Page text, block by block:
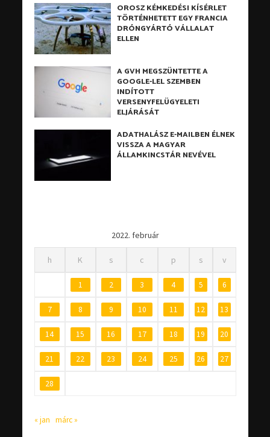
OROSZ KÉMKEDÉSI KÍSÉRLET
TÖRTÉNHETETT EGY FRANCIA
DRÓNGYÁRTÓ VÁLLALAT
ELLEN
A GVH MEGSZÜNTETTE A
GOOGLE-LEL SZEMBEN
INDÍTOTT
VERSENYFELÜGYELETI
ELJÁRÁSÁT
ADATHALÁSZ E-MAILBEN ÉLNEK
VISSZA A MAGYAR
ÁLLAMKINCSTÁR NEVÉVEL
2022. február
h K s c p s v
1 2 3 4 5 6
7 8 9 10 11 12 13
14 15 16 17 18 19 20
21 22 23 24 25 26 27
28
« jan márc »